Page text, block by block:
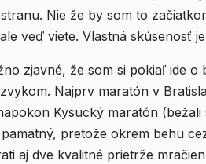
Nie že by som to začiatkom
veď viete. Vlastná skúsenosť
zjavné, že som si pokiaľ ide o
Najprv maratón v
Kysucký maratón
pretože okrem behu
aj dve kvalitné prietrže